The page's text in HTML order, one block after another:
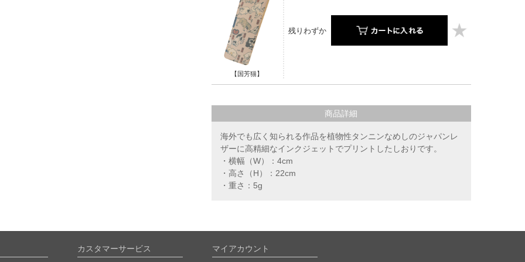
【国芳猫】
残りわずか
商品詳細
海外でも広く知られる作品を植物性タンニンなめしのジャパンレ
ザーに高精細なインクジェットでプリントしたしおりです。
・横幅（W）：4cm
・高さ（H）：22cm
・重さ：5g
カスタマーサービス マイアカウント